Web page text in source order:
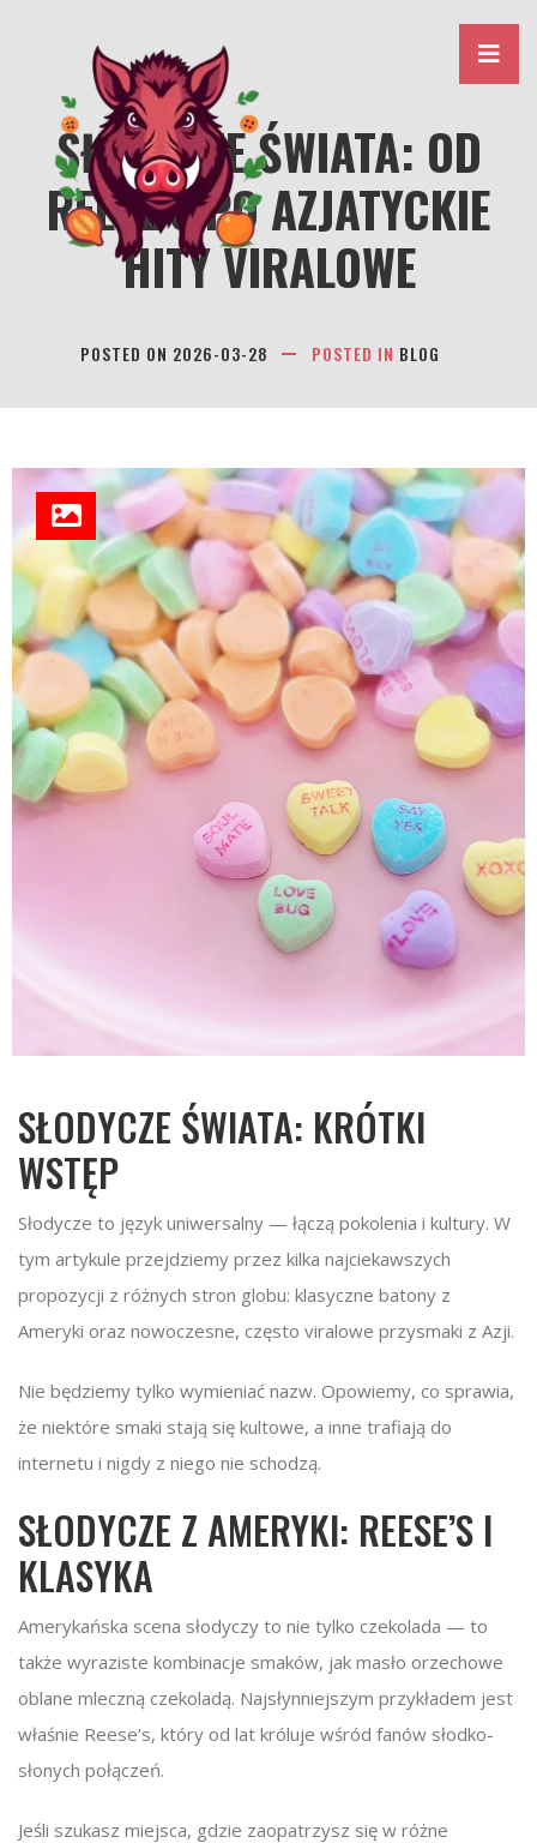
SŁODYCZE ŚWIATA: OD
REESE’S PO AZJATYCKIE
HITY VIRALOWE
POSTED ON 2026-03-28 POSTED IN BLOG
SŁODYCZE ŚWIATA: KRÓTKI
WSTĘP
Słodycze to język uniwersalny — łączą pokolenia i kultury. W
tym artykule przejdziemy przez kilka najciekawszych
propozycji z różnych stron globu: klasyczne batony z
Ameryki oraz nowoczesne, często viralowe przysmaki z Azji.
Nie będziemy tylko wymieniać nazw. Opowiemy, co sprawia,
że niektóre smaki stają się kultowe, a inne trafiają do
internetu i nigdy z niego nie schodzą.
SŁODYCZE Z AMERYKI: REESE’S I
KLASYKA
Amerykańska scena słodyczy to nie tylko czekolada — to
także wyraziste kombinacje smaków, jak masło orzechowe
oblane mleczną czekoladą. Najsłynniejszym przykładem jest
właśnie Reese’s, który od lat króluje wśród fanów słodko-
słonych połączeń.
Jeśli szukasz miejsca, gdzie zaopatrzysz się w różne